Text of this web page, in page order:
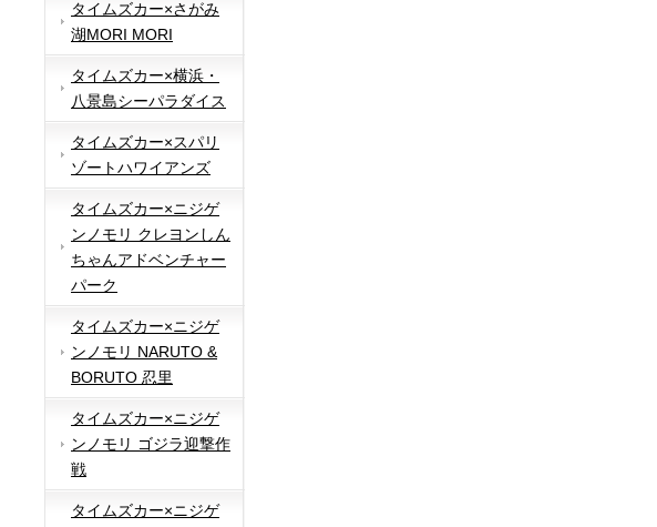
タイムズカー×さがみ
湖MORI MORI
タイムズカー×横浜・
八景島シーパラダイス
タイムズカー×スパリ
ゾートハワイアンズ
タイムズカー×ニジゲ
ンノモリ クレヨンしん
ちゃんアドベンチャー
パーク
タイムズカー×ニジゲ
ンノモリ NARUTO &
BORUTO 忍里
タイムズカー×ニジゲ
ンノモリ ゴジラ迎撃作
戦
タイムズカー×ニジゲ